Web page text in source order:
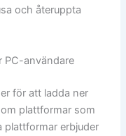
och återuppta
PC-användare
för att ladda ner
plattformar som
plattformar erbjuder